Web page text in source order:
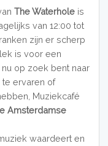
The Waterhole is
van 12:00 tot
zijn er scherp
is voor een
op zoek bent naar
ervaren of
Muziekcafé
Amsterdamse
waardeert en